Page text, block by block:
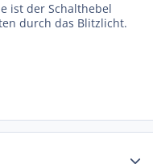
ist der Schalthebel
durch das Blitzlicht.